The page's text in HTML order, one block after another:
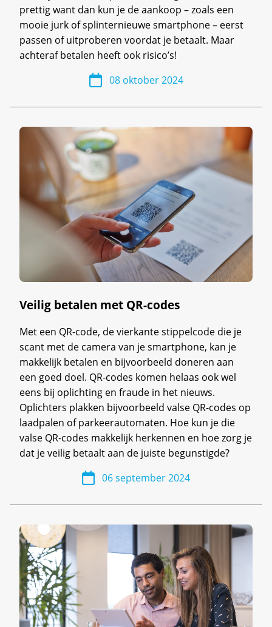
prettig want dan kun je de aankoop – zoals een
mooie jurk of splinternieuwe smartphone – eerst
passen of uitproberen voordat je betaalt. Maar
achteraf betalen heeft ook risico’s!
08 oktober 2024
Veilig betalen met QR-codes
Met een QR-code, de vierkante stippelcode die je
scant met de camera van je smartphone, kan je
makkelijk betalen en bijvoorbeeld doneren aan
een goed doel. QR-codes komen helaas ook wel
eens bij oplichting en fraude in het nieuws.
Oplichters plakken bijvoorbeeld valse QR-codes op
laadpalen of parkeerautomaten. Hoe kun je die
valse QR-codes makkelijk herkennen en hoe zorg je
dat je veilig betaalt aan de juiste begunstigde?
06 september 2024